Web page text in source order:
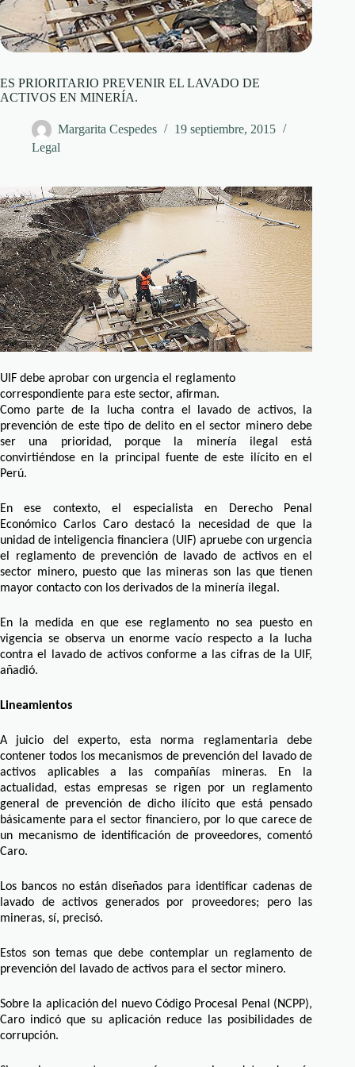
ES PRIORITARIO PREVENIR EL LAVADO DE
ACTIVOS EN MINERÍA.
Margarita Cespedes
19 septiembre, 2015
Legal
UIF debe aprobar con urgencia el reglamento
correspondiente para este sector, afirman.
Como parte de la lucha contra el lavado de activos, la
prevención de este tipo de delito en el sector minero debe
ser una prioridad, porque la minería ilegal está
convirtiéndose en la principal fuente de este ilícito en el
Perú.
En ese contexto, el especialista en Derecho Penal
Económico Carlos Caro destacó la necesidad de que la
unidad de inteligencia financiera (UIF) apruebe con urgencia
el reglamento de prevención de lavado de activos en el
sector minero, puesto que las mineras son las que tienen
mayor contacto con los derivados de la minería ilegal.
En la medida en que ese reglamento no sea puesto en
vigencia se observa un enorme vacío respecto a la lucha
contra el lavado de activos conforme a las cifras de la UIF,
añadió.
Lineamientos
A juicio del experto, esta norma reglamentaria debe
contener todos los mecanismos de prevención del lavado de
activos aplicables a las compañías mineras. En la
actualidad, estas empresas se rigen por un reglamento
general de prevención de dicho ilícito que está pensado
básicamente para el sector financiero, por lo que carece de
un mecanismo de identificación de proveedores, comentó
Caro.
Los bancos no están diseñados para identificar cadenas de
lavado de activos generados por proveedores; pero las
mineras, sí, precisó.
Estos son temas que debe contemplar un reglamento de
prevención del lavado de activos para el sector minero.
Sobre la aplicación del nuevo Código Procesal Penal (NCPP),
Caro indicó que su aplicación reduce las posibilidades de
corrupción.